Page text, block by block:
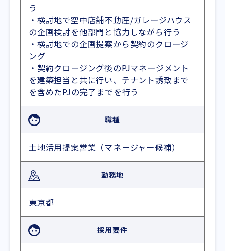
う
・検討地で空中店舗不動産/ガレージハウス
の企画検討を他部門と協力しながら行う
・検討地での企画提案から契約のクロージ
ング
・契約クロージング後のPJマネージメント
を建築担当と共に行い、テナント誘致まで
を含めたPJの完了までを行う
職種
土地活用提案営業（マネージャー候補）
勤務地
東京都
採用要件